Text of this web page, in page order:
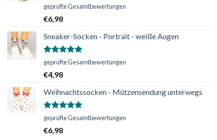
Bewertet
von 5
geprüfte Gesamtbewertungen
€6,98
Sneaker-Socken - Portrait - weiße Augen
Bewertet
von 5
geprüfte Gesamtbewertungen
€4,98
Weihnachtssocken - Mützensendung unterwegs
Bewertet
von 5
geprüfte Gesamtbewertungen
€6,98